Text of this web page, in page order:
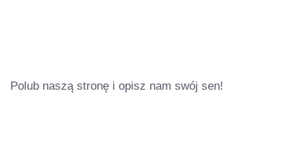
Polub naszą stronę i opisz nam swój sen!